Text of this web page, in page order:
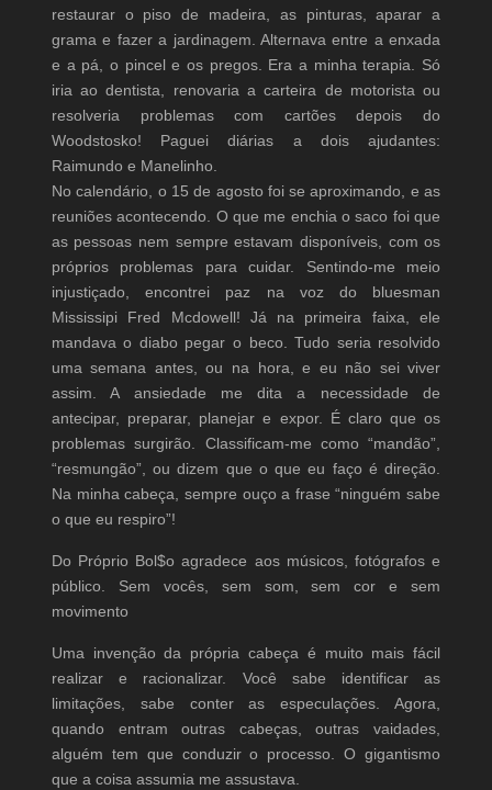
restaurar o piso de madeira, as pinturas, aparar a
grama e fazer a jardinagem. Alternava entre a enxada
e a pá, o pincel e os pregos. Era a minha terapia. Só
iria ao dentista, renovaria a carteira de motorista ou
resolveria problemas com cartões depois do
Woodstosko! Paguei diárias a dois ajudantes:
Raimundo e Manelinho.
No calendário, o 15 de agosto foi se aproximando, e as
reuniões acontecendo. O que me enchia o saco foi que
as pessoas nem sempre estavam disponíveis, com os
próprios problemas para cuidar. Sentindo-me meio
injustiçado, encontrei paz na voz do bluesman
Mississipi Fred Mcdowell! Já na primeira faixa, ele
mandava o diabo pegar o beco. Tudo seria resolvido
uma semana antes, ou na hora, e eu não sei viver
assim. A ansiedade me dita a necessidade de
antecipar, preparar, planejar e expor. É claro que os
problemas surgirão. Classificam-me como “mandão”,
“resmungão”, ou dizem que o que eu faço é direção.
Na minha cabeça, sempre ouço a frase “ninguém sabe
o que eu respiro”!
Do Próprio Bol$o agradece aos músicos, fotógrafos e
público. Sem vocês, sem som, sem cor e sem
movimento
Uma invenção da própria cabeça é muito mais fácil
realizar e racionalizar. Você sabe identificar as
limitações, sabe conter as especulações. Agora,
quando entram outras cabeças, outras vaidades,
alguém tem que conduzir o processo. O gigantismo
que a coisa assumia me assustava.